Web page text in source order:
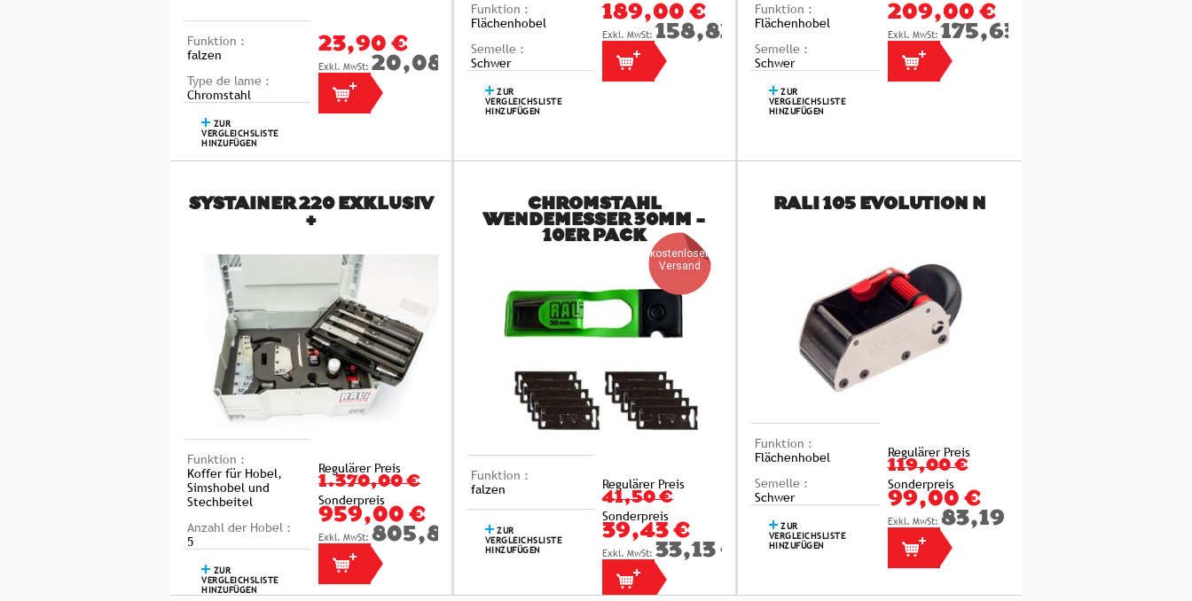
Funktion :
falzen
Type de lame :
Chromstahl
ZUR
VERGLEICHSLISTE
HINZUFÜGEN
23,90 €
20,08 €
Funktion :
Flächenhobel
Semelle :
Schwer
ZUR
VERGLEICHSLISTE
HINZUFÜGEN
189,00 €
158,82 €
Funktion :
Flächenhobel
Semelle :
Schwer
ZUR
VERGLEICHSLISTE
HINZUFÜGEN
209,00 €
175,63 €
SYSTAINER 220 EXKLUSIV
+
Funktion :
Koffer für Hobel,
Simshobel und
Stechbeitel
Anzahl der Hobel :
5
ZUR
VERGLEICHSLISTE
HINZUFÜGEN
Regulärer Preis
1.370,00 €
Sonderpreis
959,00 €
805,88 €
CHROMSTAHL
WENDEMESSER 30MM -
10ER PACK
kostenloser
Versand
Funktion :
falzen
ZUR
VERGLEICHSLISTE
HINZUFÜGEN
Regulärer Preis
41,50 €
Sonderpreis
39,43 €
33,13 €
RALI 105 EVOLUTION N
Funktion :
Flächenhobel
Semelle :
Schwer
ZUR
VERGLEICHSLISTE
HINZUFÜGEN
Regulärer Preis
119,00 €
Sonderpreis
99,00 €
83,19 €